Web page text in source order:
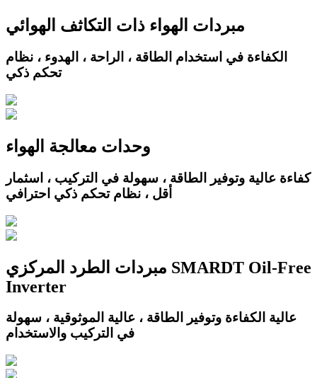
مبردات الهواء ذات التكاثف الهوائي
الكفاءة في استخدام الطاقة ، الراحة ، الهدوء ، نظام
تحكم ذكي
وحدات معالجة الهواء
كفاءة عالية وتوفير الطاقة ، سهولة في التركيب ، اسثمار
أقل ، نظام تحكم ذكي احترافي
مبردات الطرد المركزي SMARDT Oil-Free
Inverter
عالية الكفاءة وتوفير الطاقة ، عالية الموثوقية ، سهولة
في التركيب والاستخدام